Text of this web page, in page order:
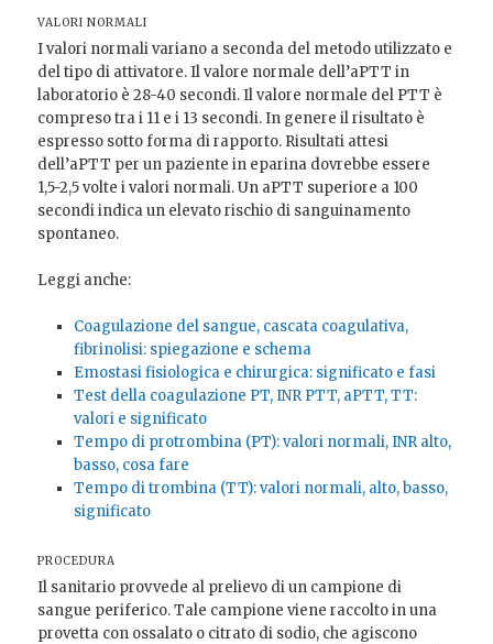
VALORI NORMALI
I valori normali variano a seconda del metodo utilizzato e
del tipo di attivatore. Il valore normale dell’aPTT in
laboratorio è 28-40 secondi. Il valore normale del PTT è
compreso tra i 11 e i 13 secondi. In genere il risultato è
espresso sotto forma di rapporto. Risultati attesi
dell’aPTT per un paziente in eparina dovrebbe essere
1,5-2,5 volte i valori normali. Un aPTT superiore a 100
secondi indica un elevato rischio di sanguinamento
spontaneo.
Leggi anche:
Coagulazione del sangue, cascata coagulativa,
fibrinolisi: spiegazione e schema
Emostasi fisiologica e chirurgica: significato e fasi
Test della coagulazione PT, INR PTT, aPTT, TT:
valori e significato
Tempo di protrombina (PT): valori normali, INR alto,
basso, cosa fare
Tempo di trombina (TT): valori normali, alto, basso,
significato
PROCEDURA
Il sanitario provvede al prelievo di un campione di
sangue periferico. Tale campione viene raccolto in una
provetta con ossalato o citrato di sodio, che agiscono